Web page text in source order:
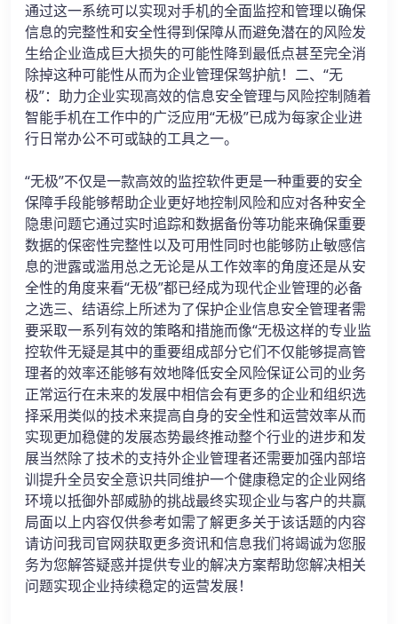
通过这一系统可以实现对手机的全面监控和管理以确保
信息的完整性和安全性得到保障从而避免潜在的风险发
生给企业造成巨大损失的可能性降到最低点甚至完全消
除掉这种可能性从而为企业管理保驾护航！二、“无
极”：助力企业实现高效的信息安全管理与风险控制随着
智能手机在工作中的广泛应用“无极”已成为每家企业进
行日常办公不可或缺的工具之一。
“无极”不仅是一款高效的监控软件更是一种重要的安全
保障手段能够帮助企业更好地控制风险和应对各种安全
隐患问题它通过实时追踪和数据备份等功能来确保重要
数据的保密性完整性以及可用性同时也能够防止敏感信
息的泄露或滥用总之无论是从工作效率的角度还是从安
全性的角度来看“无极”都已经成为现代企业管理的必备
之选三、结语综上所述为了保护企业信息安全管理者需
要采取一系列有效的策略和措施而像“无极这样的专业监
控软件无疑是其中的重要组成部分它们不仅能够提高管
理者的效率还能够有效地降低安全风险保证公司的业务
正常运行在未来的发展中相信会有更多的企业和组织选
择采用类似的技术来提高自身的安全性和运营效率从而
实现更加稳健的发展态势最终推动整个行业的进步和发
展当然除了技术的支持外企业管理者还需要加强内部培
训提升全员安全意识共同维护一个健康稳定的企业网络
环境以抵御外部威胁的挑战最终实现企业与客户的共赢
局面以上内容仅供参考如需了解更多关于该话题的内容
请访问我司官网获取更多资讯和信息我们将竭诚为您服
务为您解答疑惑并提供专业的解决方案帮助您解决相关
问题实现企业持续稳定的运营发展！